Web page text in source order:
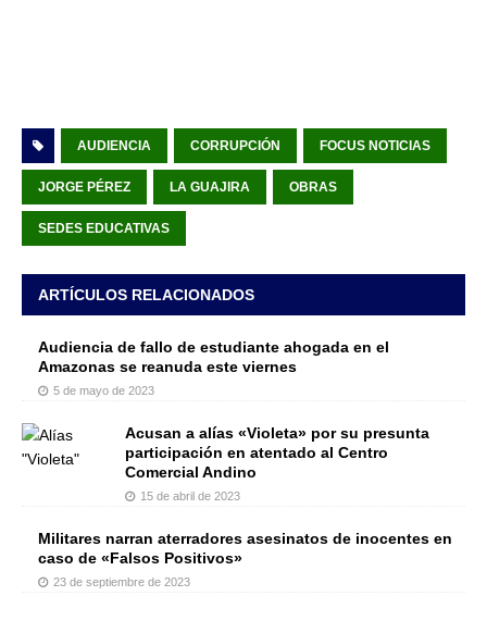
AUDIENCIA CORRUPCIÓN FOCUS NOTICIAS
JORGE PÉREZ LA GUAJIRA OBRAS
SEDES EDUCATIVAS
ARTÍCULOS RELACIONADOS
Audiencia de fallo de estudiante ahogada en el
Amazonas se reanuda este viernes
5 de mayo de 2023
Acusan a alías «Violeta» por su presunta
participación en atentado al Centro
Comercial Andino
15 de abril de 2023
Militares narran aterradores asesinatos de inocentes en
caso de «Falsos Positivos»
23 de septiembre de 2023